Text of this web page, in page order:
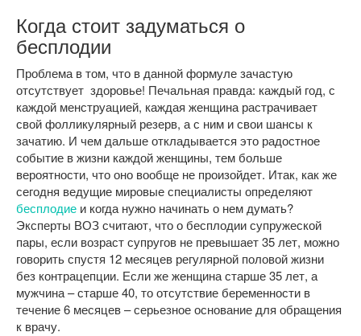
Когда стоит задуматься о
бесплодии
Проблема в том, что в данной формуле зачастую
отсутствует здоровье! Печальная правда: каждый год, с
каждой менструацией, каждая женщина растрачивает
свой фолликулярный резерв, а с ним и свои шансы к
зачатию. И чем дальше откладывается это радостное
событие в жизни каждой женщины, тем больше
вероятности, что оно вообще не произойдет. Итак, как же
сегодня ведущие мировые специалисты определяют
бесплодие и когда нужно начинать о нем думать?
Эксперты ВОЗ считают, что о бесплодии супружеской
пары, если возраст супругов не превышает 35 лет, можно
говорить спустя 12 месяцев регулярной половой жизни
без контрацепции. Если же женщина старше 35 лет, а
мужчина – старше 40, то отсутствие беременности в
течение 6 месяцев – серьезное основание для обращения
к врачу.